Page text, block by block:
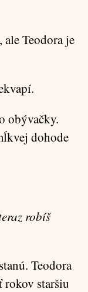
Teodora je
obývačky.
dohode
robíš
Teodora
rokov staršiu